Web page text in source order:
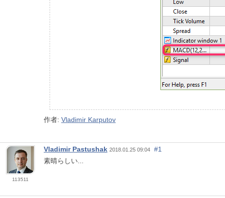
作者: Vladimir Karputov
113511
Vladimir Pastushak 2018.01.25 09:04
#1
素晴らしい...